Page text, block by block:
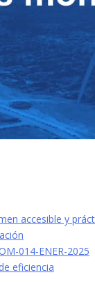
accesible y
014-ENER-2025
eficiencia